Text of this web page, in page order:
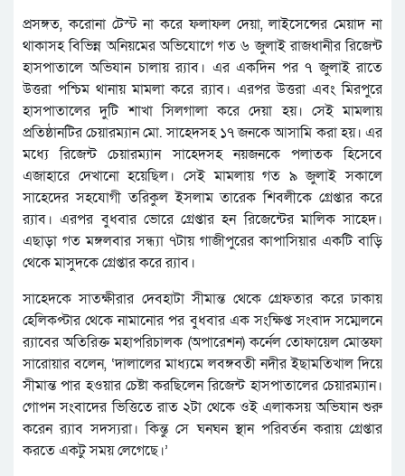
প্রসঙ্গত, করোনা টেস্ট না করে ফলাফল দেয়া, লাইসেন্সের মেয়াদ না
থাকাসহ বিভিন্ন অনিয়মের অভিযোগে গত ৬ জুলাই রাজধানীর রিজেন্ট
হাসপাতালে অভিযান চালায় র‌্যাব। এর একদিন পর ৭ জুলাই রাতে
উত্তরা পশ্চিম থানায় মামলা করে র‌্যাব। এরপর উত্তরা এবং মিরপুরে
হাসপাতালের দুটি শাখা সিলগালা করে দেয়া হয়। সেই মামলায়
প্রতিষ্ঠানটির চেয়ারম্যান মো. সাহেদসহ ১৭ জনকে আসামি করা হয়। এর
মধ্যে রিজেন্ট চেয়ারম্যান সাহেদসহ নয়জনকে পলাতক হিসেবে
এজাহারে দেখানো হয়েছিল। সেই মামলায় গত ৯ জুলাই সকালে
সাহেদের সহযোগী তরিকুল ইসলাম তারেক শিবলীকে গ্রেপ্তার করে
র‌্যাব। এরপর বুধবার ভোরে গ্রেপ্তার হন রিজেন্টের মালিক সাহেদ।
এছাড়া গত মঙ্গলবার সন্ধ্যা ৭টায় গাজীপুরের কাপাসিয়ার একটি বাড়ি
থেকে মাসুদকে গ্রেপ্তার করে র‍্যাব।
সাহেদকে সাতক্ষীরার দেবহাটা সীমান্ত থেকে গ্রেফতার করে ঢাকায়
হেলিকপ্টার থেকে নামানোর পর বুধবার এক সংক্ষিপ্ত সংবাদ সম্মেলনে
র‌্যাবের অতিরিক্ত মহাপরিচালক (অপারেশন) কর্নেল তোফায়েল মোস্তফা
সারোয়ার বলেন, ‘দালালের মাধ্যমে লবঙ্গবতী নদীর ইছামতিখাল দিয়ে
সীমান্ত পার হওয়ার চেষ্টা করছিলেন রিজেন্ট হাসপাতালের চেয়ারম্যান।
গোপন সংবাদের ভিত্তিতে রাত ২টা থেকে ওই এলাকসয় অভিযান শুরু
করেন র‌্যাব সদস্যরা। কিন্তু সে ঘনঘন স্থান পরিবর্তন করায় গ্রেপ্তার
করতে একটু সময় লেগেছে।’